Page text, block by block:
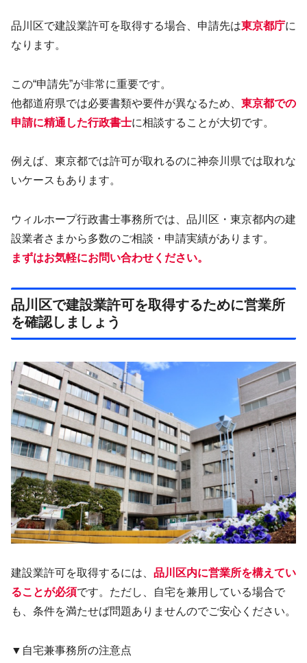
品川区で建設業許可を取得する場合、申請先は東京都庁に
なります。
この“申請先”が非常に重要です。
他都道府県では必要書類や要件が異なるため、 東京都での
申請に精通した行政書士に相談することが大切です。
例えば、東京都では許可が取れるのに神奈川県では取れな
いケースもあります。
ウィルホープ行政書士事務所では、品川区・東京都内の建
設業者さまから多数のご相談・申請実績があります。
まずはお気軽にお問い合わせください。
品川区で建設業許可を取得するために営業所
を確認しましょう
建設業許可を取得するには、 品川区内に営業所を構えてい
ることが必須です。ただし、自宅を兼用している場合で
も、条件を満たせば問題ありませんのでご安心ください。
▼自宅兼事務所の注意点